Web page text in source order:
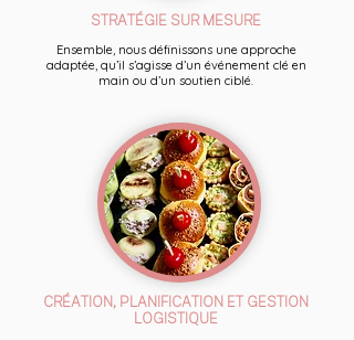
STRATÉGIE SUR MESURE
Ensemble, nous définissons une approche
adaptée, qu’il s’agisse d’un événement clé en
main ou d’un soutien ciblé.
CRÉATION, PLANIFICATION ET GESTION
LOGISTIQUE